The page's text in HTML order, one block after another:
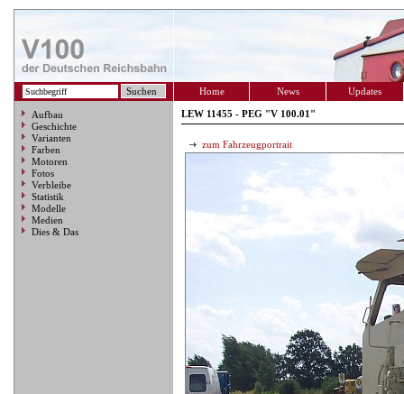
Home News Updates
Aufbau
Geschichte
Varianten
Farben
Motoren
Fotos
Verbleibe
Statistik
Modelle
Medien
Dies & Das
LEW 11455 - PEG "V 100.01"
zum Fahrzeugportrait